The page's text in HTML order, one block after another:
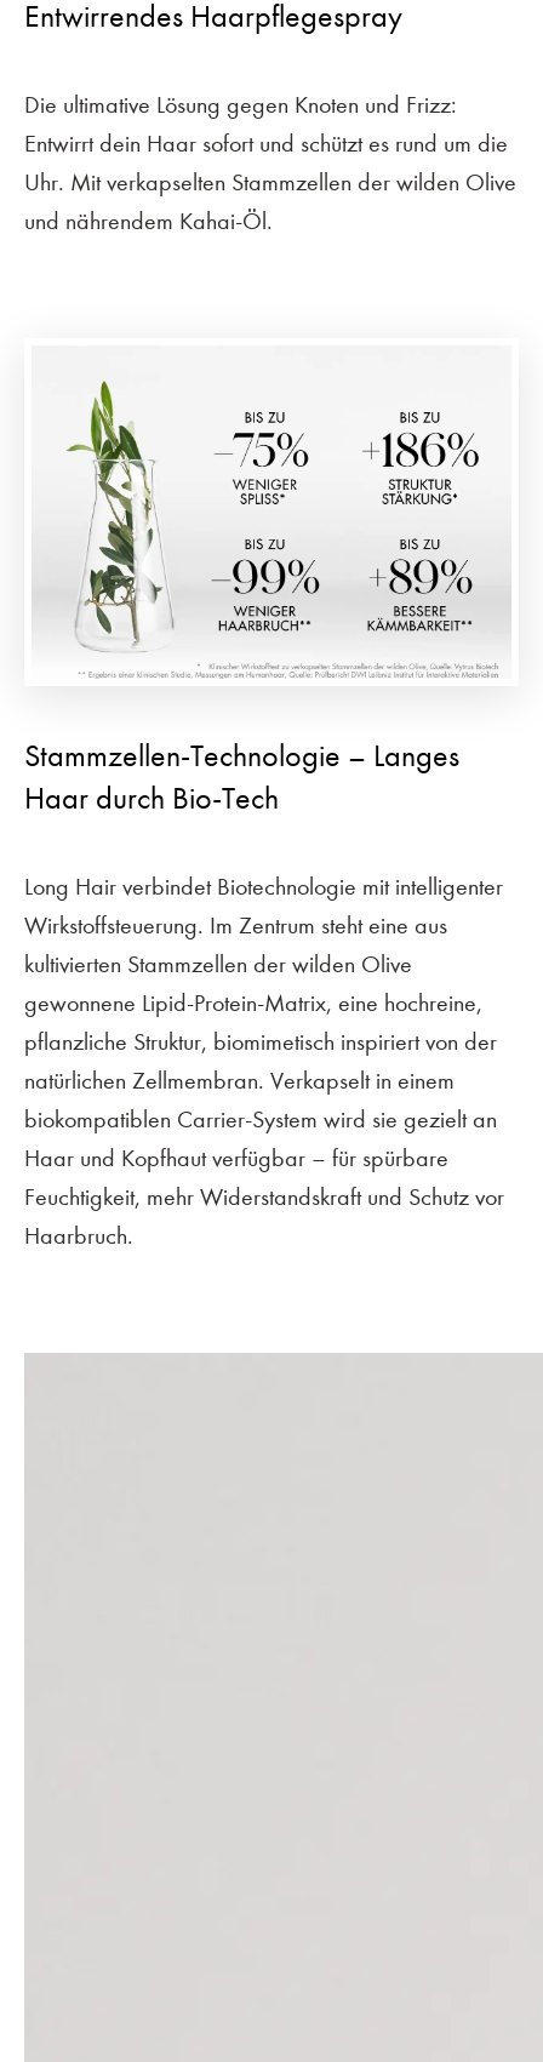
Entwirrendes Haarpflegespray
Die ultimative Lösung gegen Knoten und Frizz:
Entwirrt dein Haar sofort und schützt es rund um die
Uhr. Mit verkapselten Stammzellen der wilden Olive
und nährendem Kahai-Öl.
Stammzellen-Technologie – Langes
Haar durch Bio-Tech
Long Hair verbindet Biotechnologie mit intelligenter
Wirkstoffsteuerung. Im Zentrum steht eine aus
kultivierten Stammzellen der wilden Olive
gewonnene Lipid-Protein-Matrix, eine hochreine,
pflanzliche Struktur, biomimetisch inspiriert von der
natürlichen Zellmembran. Verkapselt in einem
biokompatiblen Carrier-System wird sie gezielt an
Haar und Kopfhaut verfügbar – für spürbare
Feuchtigkeit, mehr Widerstandskraft und Schutz vor
Haarbruch.